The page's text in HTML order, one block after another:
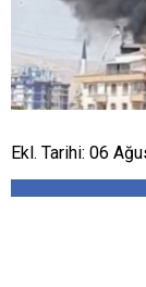
Ekl. Tarihi: 06